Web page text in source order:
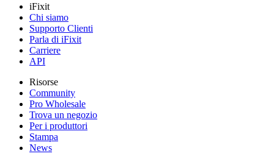
iFixit
Chi siamo
Supporto Clienti
Parla di iFixit
Carriere
API
Risorse
Community
Pro Wholesale
Trova un negozio
Per i produttori
Stampa
News